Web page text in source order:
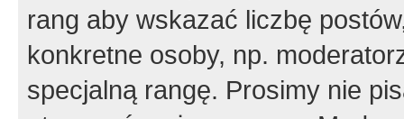
rang aby wskazać liczbę
konkretne osoby, np.
specjalną rangę. Prosimy nie